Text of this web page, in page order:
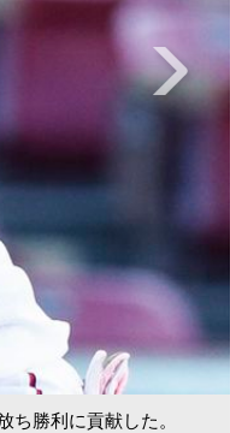
勝利に貢献した。